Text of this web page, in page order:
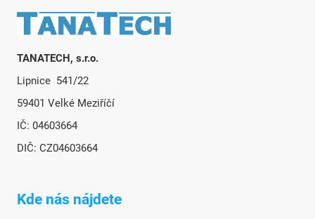
r
v
k
Zápätie
TANATECH, s.r.o.
Lipnice 541/22
59401 Velké Meziříčí
IČ: 04603664
DIČ: CZ04603664
Kde nás nájdete